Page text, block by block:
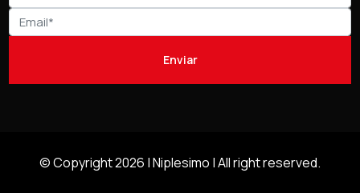
© Copyright 2026 |Niplesimo | All right reserved.